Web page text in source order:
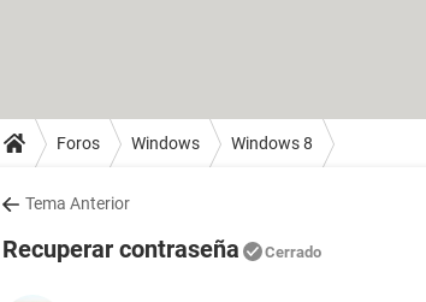
Foros Windows Windows 8
Tema Anterior
Recuperar contraseña Cerrado